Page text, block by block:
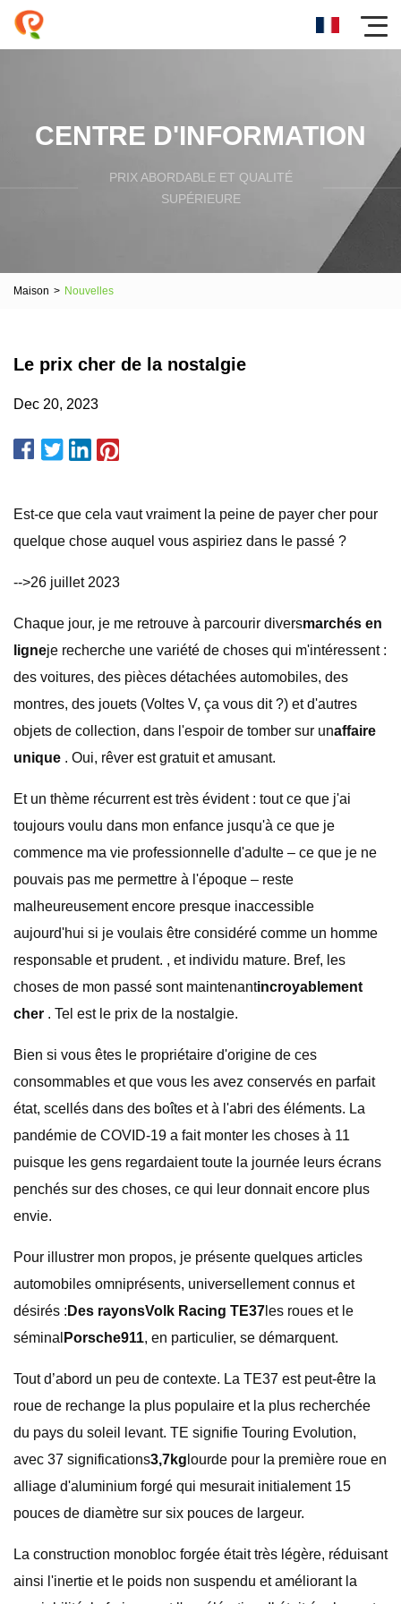
CENTRE D'INFORMATION
PRIX ​​ABORDABLE ET QUALITÉ
SUPÉRIEURE
Maison > Nouvelles
Le prix cher de la nostalgie
Dec 20, 2023
Est-ce que cela vaut vraiment la peine de payer cher pour
quelque chose auquel vous aspiriez dans le passé ?
-->26 juillet 2023
Chaque jour, je me retrouve à parcourir diversmarchés en
ligneje recherche une variété de choses qui m'intéressent :
des voitures, des pièces détachées automobiles, des
montres, des jouets (Voltes V, ça vous dit ?) et d'autres
objets de collection, dans l'espoir de tomber sur unaffaire
unique . Oui, rêver est gratuit et amusant.
Et un thème récurrent est très évident : tout ce que j'ai
toujours voulu dans mon enfance jusqu'à ce que je
commence ma vie professionnelle d'adulte – ce que je ne
pouvais pas me permettre à l'époque – reste
malheureusement encore presque inaccessible
aujourd'hui si je voulais être considéré comme un homme
responsable et prudent. , et individu mature. Bref, les
choses de mon passé sont maintenantincroyablement
cher . Tel est le prix de la nostalgie.
Bien si vous êtes le propriétaire d'origine de ces
consommables et que vous les avez conservés en parfait
état, scellés dans des boîtes et à l'abri des éléments. La
pandémie de COVID-19 a fait monter les choses à 11
puisque les gens regardaient toute la journée leurs écrans
penchés sur des choses, ce qui leur donnait encore plus
envie.
Pour illustrer mon propos, je présente quelques articles
automobiles omniprésents, universellement connus et
désirés : Des rayonsVolk Racing TE37 les roues et le
séminal Porsche911, en particulier, se démarquent.
Tout d’abord un peu de contexte. La TE37 est peut-être la
roue de rechange la plus populaire et la plus recherchée
du pays du soleil levant. TE signifie Touring Evolution,
avec 37 significations3,7kg lourde pour la première roue en
alliage d'aluminium forgé qui mesurait initialement 15
pouces de diamètre sur six pouces de largeur.
La construction monobloc forgée était très légère, réduisant
ainsi l'inertie et le poids non suspendu et améliorant la